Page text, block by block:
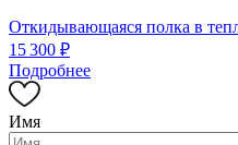
Откидывающаяся полка в
15 300 ₽
Подробнее
Имя